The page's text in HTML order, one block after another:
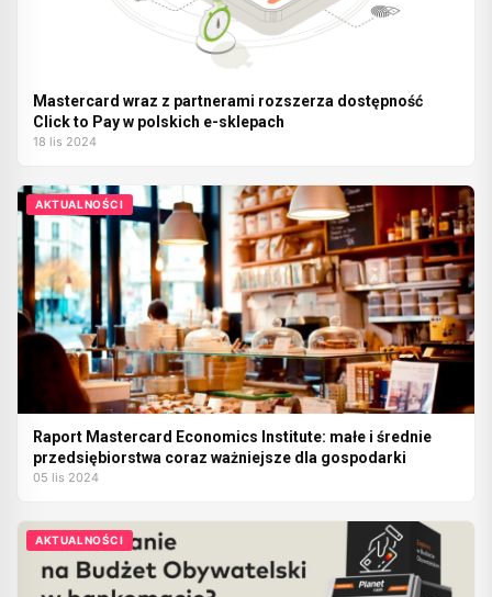
Mastercard wraz z partnerami rozszerza dostępność
Click to Pay w polskich e-sklepach
18 lis 2024
AKTUALNOŚCI
Raport Mastercard Economics Institute: małe i średnie
przedsiębiorstwa coraz ważniejsze dla gospodarki
05 lis 2024
AKTUALNOŚCI